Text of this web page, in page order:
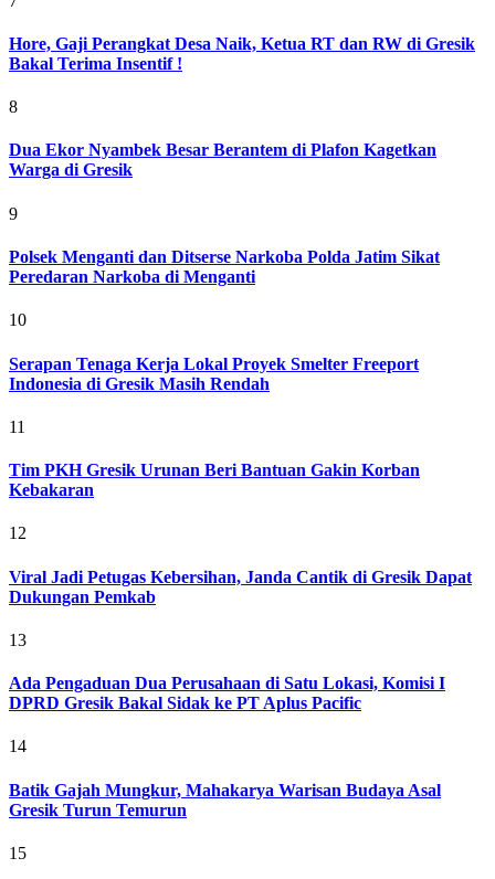
Hore, Gaji Perangkat Desa Naik, Ketua RT dan RW di Gresik
Bakal Terima Insentif !
8
Dua Ekor Nyambek Besar Berantem di Plafon Kagetkan
Warga di Gresik
9
Polsek Menganti dan Ditserse Narkoba Polda Jatim Sikat
Peredaran Narkoba di Menganti
10
Serapan Tenaga Kerja Lokal Proyek Smelter Freeport
Indonesia di Gresik Masih Rendah
11
Tim PKH Gresik Urunan Beri Bantuan Gakin Korban
Kebakaran
12
Viral Jadi Petugas Kebersihan, Janda Cantik di Gresik Dapat
Dukungan Pemkab
13
Ada Pengaduan Dua Perusahaan di Satu Lokasi, Komisi I
DPRD Gresik Bakal Sidak ke PT Aplus Pacific
14
Batik Gajah Mungkur, Mahakarya Warisan Budaya Asal
Gresik Turun Temurun
15